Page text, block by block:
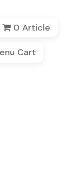
0 Article
Cart